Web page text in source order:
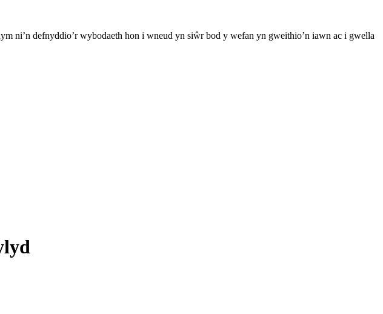
ni’n defnyddio’r wybodaeth hon i wneud yn siŵr bod y wefan yn gweithio’n iawn ac i gwella